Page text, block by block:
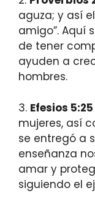
aguza; y así
amigo”. Aquí
de tener
ayuden a
hombres.
3. Efesios 5:25
mujeres, así
se entregó a
enseñanza
amar y
siguiendo el